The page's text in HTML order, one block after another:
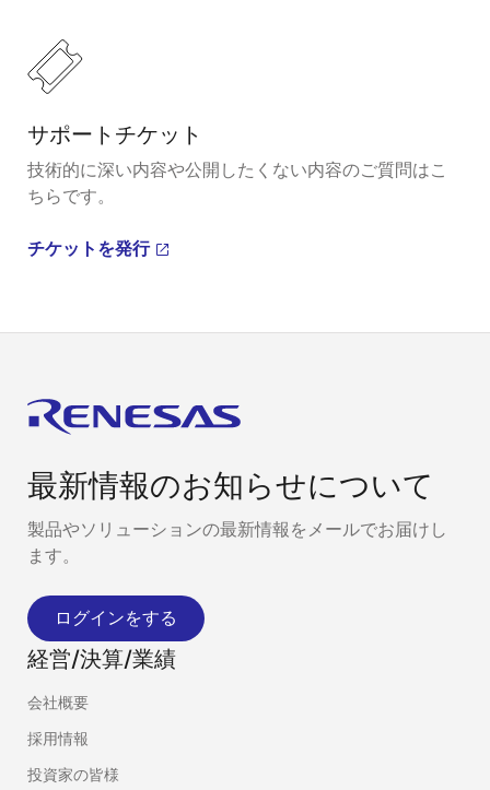
サポートチケット
技術的に深い内容や公開したくない内容のご質問はこ
ちらです。
チケットを発行
最新情報のお知らせについて
製品やソリューションの最新情報をメールでお届けし
ます。
ログインをする
経営/決算/業績
会社概要
採用情報
投資家の皆様